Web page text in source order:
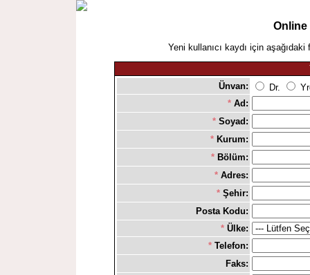
Online
Yeni kullanıcı kaydı için
Ünvan:
Dr.
* Ad:
* Soyad:
* Kurum:
* Bölüm:
* Adres:
* Şehir:
Posta Kodu:
* Ülke:
* Telefon:
Faks: